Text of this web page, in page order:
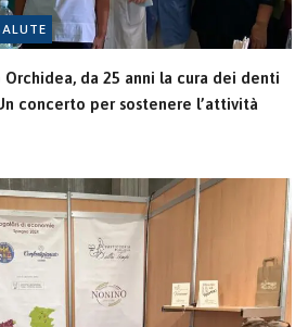
da 25 anni la cura dei denti
concerto per sostenere l’attività